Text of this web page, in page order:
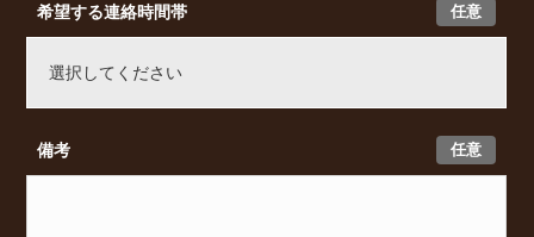
任意
希望する連絡時間帯
任意
備考